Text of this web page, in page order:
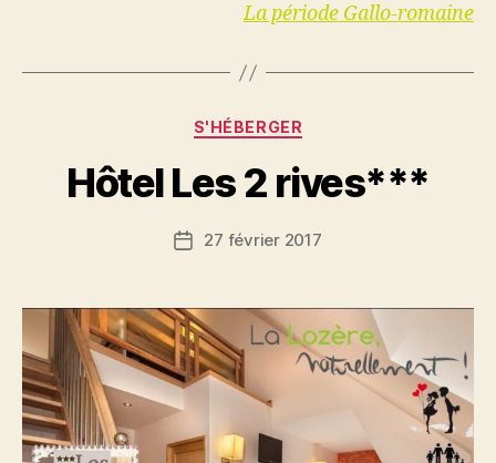
La période Gallo-romaine
Catégories
S'HÉBERGER
Hôtel Les 2 rives***
Date27 février 2017